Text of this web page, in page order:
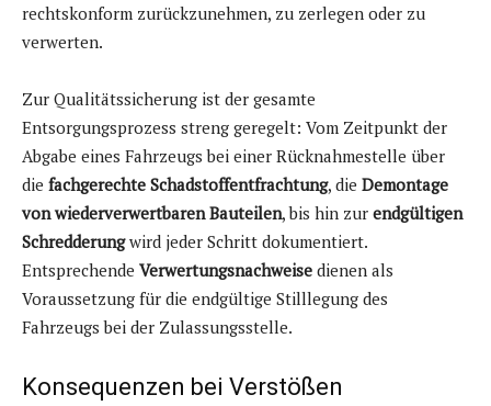
rechtskonform zurückzunehmen, zu zerlegen oder zu
verwerten.
Zur Qualitätssicherung ist der gesamte
Entsorgungsprozess streng geregelt: Vom Zeitpunkt der
Abgabe eines Fahrzeugs bei einer Rücknahmestelle über
die fachgerechte Schadstoffentfrachtung, die Demontage
von wiederverwertbaren Bauteilen, bis hin zur endgültigen
Schredderungwird jeder Schritt dokumentiert.
Entsprechende Verwertungsnachweise dienen als
Voraussetzung für die endgültige Stilllegung des
Fahrzeugs bei der Zulassungsstelle.
Konsequenzen bei Verstößen